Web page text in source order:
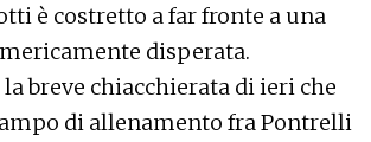
è costretto a far fronte a una
disperata.
breve chiacchierata di ieri che
di allenamento fra Pontrelli